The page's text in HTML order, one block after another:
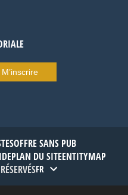
M’inscrire
OFFRE SANS PUB
PLAN DU SITEENTITYMAP
FR